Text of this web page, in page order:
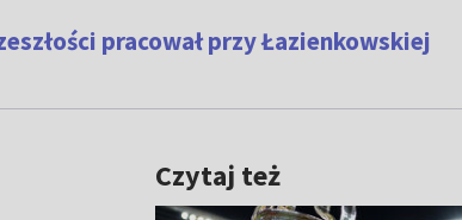
pracował przy Łazienkowskiej
Czytaj też